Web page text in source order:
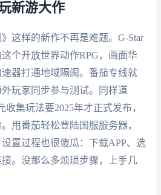
新游大作
这样的新作不再是难题。G-Star
个开放世界动作RPG，画面华
器打通地域隔阂。番茄专线就
玩家同步参与测试。同样道
收集玩法要2025年才正式发布，
用番茄轻松登陆国服服务器，
置过程也很傻瓜：下载APP、选
。没那么多烦琐步骤，上手几